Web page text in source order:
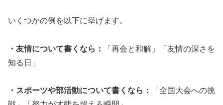
いくつかの例を以下に挙げます。
・友情について書くなら：
「再会と和解」「友情の深さを
知る日」
・スポーツや部活動について書くなら：
「全国大会への挑